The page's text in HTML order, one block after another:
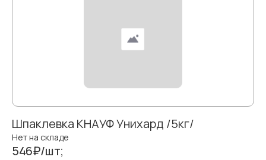
Шпаклевка КНАУФ Унихард /5кг/
Нет на складе
546₽/шт;